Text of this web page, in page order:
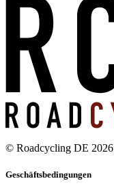
© Roadcycling DE 2026
Geschäftsbedingungen